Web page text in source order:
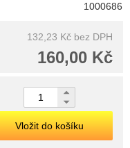
1000686
132,23 Kč bez DPH
160,00 Kč
Vložit do košíku